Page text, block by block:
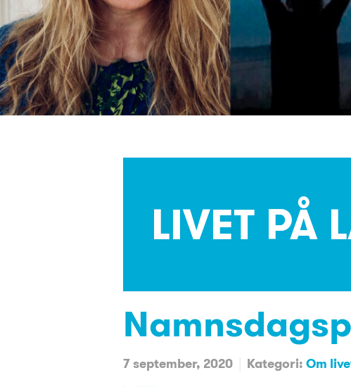
LIVET PÅ
7 september, 2020 Kategori: Om